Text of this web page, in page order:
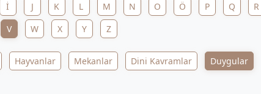
İ J K L M N O Ö P Q R
V W X Y Z
Hayvanlar Mekanlar Dini Kavramlar Duygular